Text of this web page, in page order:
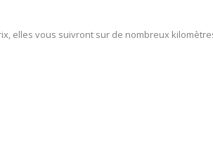
elles vous suivront sur de nombreux